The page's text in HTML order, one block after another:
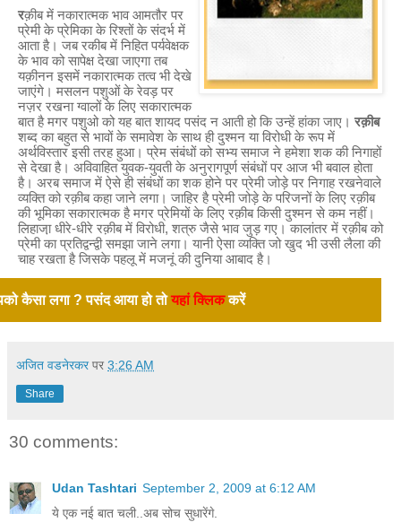
रक़ीब में नकारात्मक भाव आमतौर पर
प्रेमी के प्रेमिका के रिश्तों के संदर्भ में
आता है। जब रकीब में निहित पर्यवेक्षक
के भाव को सापेक्ष देखा जाएगा तब
यक़ीनन इसमें नकारात्मक तत्व भी देखे
जाएंगे। मसलन पशुओं के रेवड़ पर
नज़र रखना ग्वालों के लिए सकारात्मक
बात है मगर पशुओ को यह बात शायद पसंद न आती हो कि उन्हें हांका जाए। रक़ीब
शब्द का बहुत से भावों के समावेश के साथ ही दुश्मन या विरोधी के रूप में
अर्थविस्तार इसी तरह हुआ। प्रेम संबंधों को सभ्य समाज ने हमेशा शक की निगाहों
से देखा है। अविवाहित युवक-युवती के अनुरागपूर्ण संबंधों पर आज भी बवाल होता
है। अरब समाज में ऐसे ही संबंधों का शक होने पर प्रेमी जोड़े पर निगाह रखनेवाले
व्यक्ति को रक़ीब कहा जाने लगा। जाहिर है प्रेमी जोड़े के परिजनों के लिए रक़ीब
की भूमिका सकारात्मक है मगर प्रेमियों के लिए रक़ीब किसी दुश्मन से कम नहीं।
लिहाजा़ धीरे-धीरे रक़ीब में विरोधी, शत्रु जैसे भाव जुड़ गए। कालांतर में रक़ीब को
प्रेमी का प्रतिद्वन्द्वी समझा जाने लगा। यानी ऐसा व्यक्ति जो खुद भी उसी लैला की
चाह रखता है जिसके पहलू में मजनूं की दुनिया आबाद है।
कैसा लगा ? पसंद आया हो तोयहां क्लिककरें
अजित वडनेरकर पर 3:26 AM
Share
30 comments:
Udan Tashtari September 2, 2009 at 6:12 AM
ये एक नई बात चली..अब सोच सुधारेंगे.